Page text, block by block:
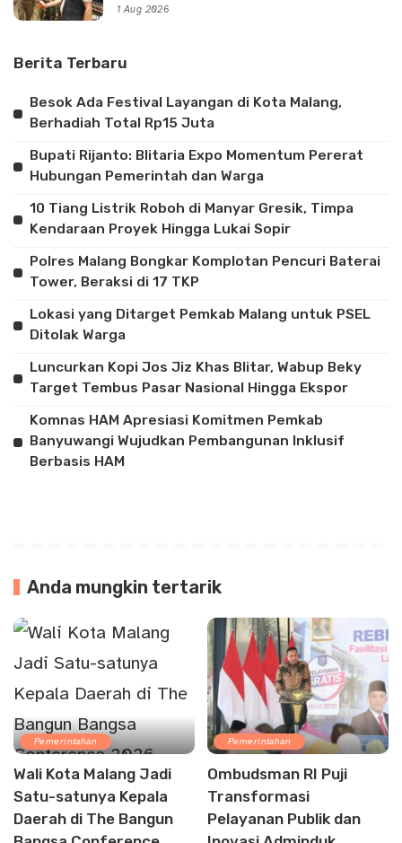
1 Aug 2026
Berita Terbaru
Besok Ada Festival Layangan di Kota Malang,
Berhadiah Total Rp15 Juta
Bupati Rijanto: Blitaria Expo Momentum Pererat
Hubungan Pemerintah dan Warga
10 Tiang Listrik Roboh di Manyar Gresik, Timpa
Kendaraan Proyek Hingga Lukai Sopir
Polres Malang Bongkar Komplotan Pencuri Baterai
Tower, Beraksi di 17 TKP
Lokasi yang Ditarget Pemkab Malang untuk PSEL
Ditolak Warga
Luncurkan Kopi Jos Jiz Khas Blitar, Wabup Beky
Target Tembus Pasar Nasional Hingga Ekspor
Komnas HAM Apresiasi Komitmen Pemkab
Banyuwangi Wujudkan Pembangunan Inklusif
Berbasis HAM
Anda mungkin tertarik
Pemerintahan
Wali Kota Malang Jadi
Satu-satunya Kepala
Daerah di The Bangun
Pemerintahan
Ombudsman RI Puji
Transformasi
Pelayanan Publik dan